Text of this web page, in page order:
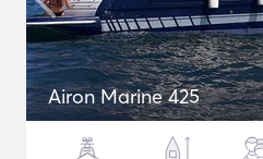
Airon Marine 425